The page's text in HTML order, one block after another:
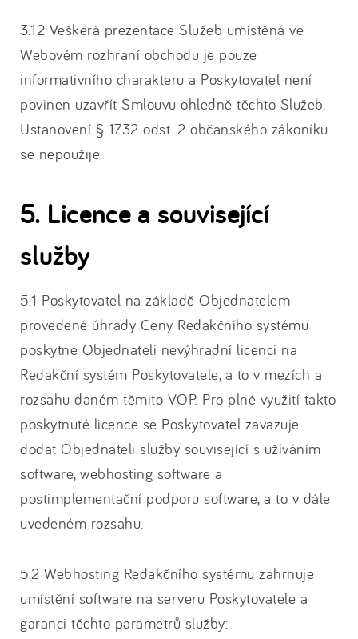
3.12 Veškerá prezentace Služeb umístěná ve
Webovém rozhraní obchodu je pouze
informativního charakteru a Poskytovatel není
povinen uzavřít Smlouvu ohledně těchto Služeb.
Ustanovení § 1732 odst. 2 občanského zákoníku
se nepoužije.
5. Licence a související
služby
5.1 Poskytovatel na základě Objednatelem
provedené úhrady Ceny Redakčního systému
poskytne Objednateli nevýhradní licenci na
Redakční systém Poskytovatele, a to v mezích a
rozsahu daném těmito VOP. Pro plné využití takto
poskytnuté licence se Poskytovatel zavazuje
dodat Objednateli služby související s užíváním
software, webhosting software a
postimplementační podporu software, a to v dále
uvedeném rozsahu.
5.2 Webhosting Redakčního systému zahrnuje
umístění software na serveru Poskytovatele a
garanci těchto parametrů služby: